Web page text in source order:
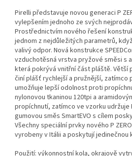
Pirelli představuje novou generaci P
vylepšením jednoho ze svých
Prostřednictvím nového řešení
jednom z nejdůležitých parametrů,
valivý odpor. Nová konstrukce
vzduchotěsná vrstva pryžové směsi s
která pokrývá vnitřní část pláště. Větší
činí plášť rychlejší a pružnější, zatímco
umožňuje lepší odolnost proti
nylonovou tkaninou 120tpi a
propíchnutí, zatímco ve vzorku
gumovou směs SmartEVO s cílem
Všechny speciální prvky nového P
vyrobeny v Itálii a poskytují jedinečnou
Použití: výkonnostní kola, okrajově